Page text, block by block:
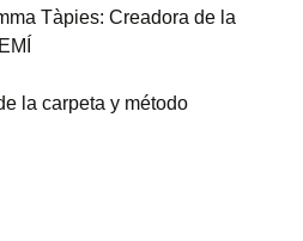
Tàpies: Creadora de la
la carpeta y método